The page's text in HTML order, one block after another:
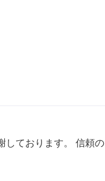
しております。 信頼の